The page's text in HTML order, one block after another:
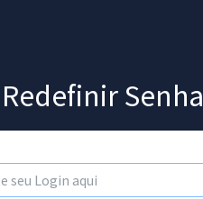
Redefinir Senha